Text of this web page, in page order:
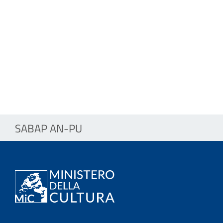
SABAP AN-PU